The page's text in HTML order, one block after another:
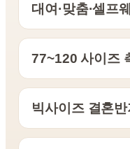
대여·맞춤·셀프
77~120 사이즈
빅사이즈 결혼